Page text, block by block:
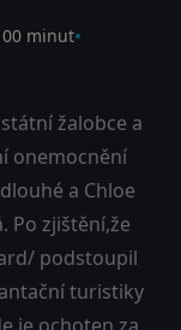
minut
žalobce a
onemocnění
a Chloe
Po zjištění,že
podstoupil
turistiky